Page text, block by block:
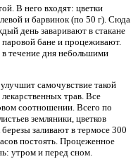
В него входят: цветки
и барвинок (по 50 г). Сюда
день заваривают в стакане
бане и процеживают.
течение дня небольшими
самочувствие такой
трав. Все
соотношении. Всего по
земляники, цветков
заливают в термосе 300
постоять. Процеженное
утром и перед сном.